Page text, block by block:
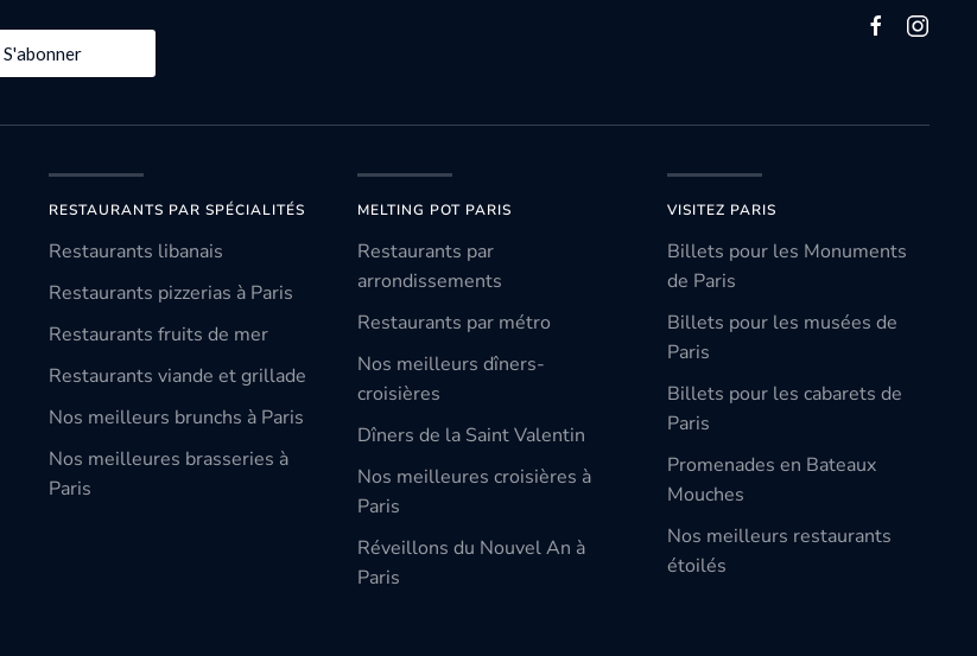
S'abonner
RESTAURANTS PAR SPÉCIALITÉS
Restaurants libanais
Restaurants pizzerias à Paris
Restaurants fruits de mer
Restaurants viande et grillade
Nos meilleurs brunchs à Paris
Nos meilleures brasseries à
Paris
MELTING POT PARIS
Restaurants par
arrondissements
Restaurants par métro
Nos meilleurs dîners-
croisières
Dîners de la Saint Valentin
Nos meilleures croisières à
Paris
Réveillons du Nouvel An à
Paris
VISITEZ PARIS
Billets pour les Monuments
de Paris
Billets pour les musées de
Paris
Billets pour les cabarets de
Paris
Promenades en Bateaux
Mouches
Nos meilleurs restaurants
étoilés